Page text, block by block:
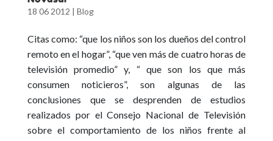
18 06 2012 | Blog
Citas como: “que los niños son los dueños del control
remoto en el hogar”, “que ven más de cuatro horas de
televisión promedio” y, “ que son los que más
consumen noticieros”, son algunas de las
conclusiones que se desprenden de estudios
realizados por el Consejo Nacional de Televisión
sobre el comportamiento de los niños frente al